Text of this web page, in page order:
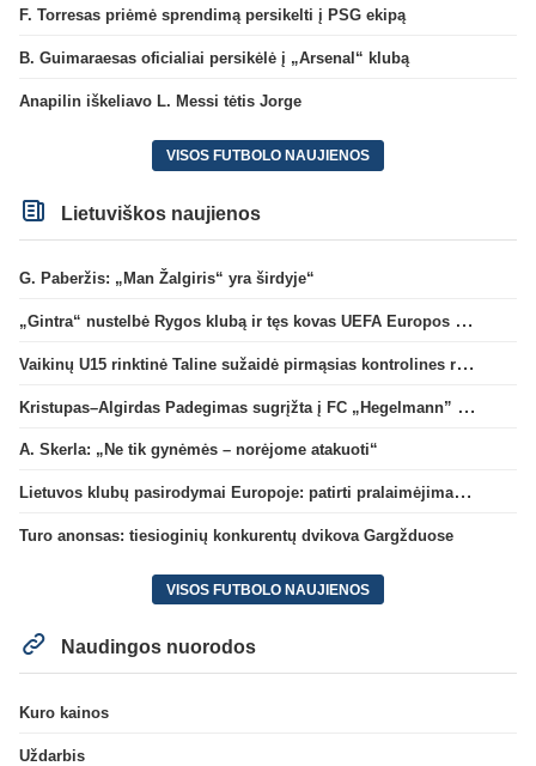
F. Torresas priėmė sprendimą persikelti į PSG ekipą
B. Guimaraesas oficialiai persikėlė į „Arsenal“ klubą
Anapilin iškeliavo L. Messi tėtis Jorge
VISOS FUTBOLO NAUJIENOS
Lietuviškos naujienos
G. Paberžis: „Man Žalgiris“ yra širdyje“
„Gintra“ nustelbė Rygos klubą ir tęs kovas UEFA Europos taurės atrankoje
Vaikinų U15 rinktinė Taline sužaidė pirmąsias kontrolines rungtynes
Kristupas–Algirdas Padegimas sugrįžta į FC „Hegelmann” B sudėtį
A. Skerla: „Ne tik gynėmės – norėjome atakuoti“
Lietuvos klubų pasirodymai Europoje: patirti pralaimėjimai Kroatijos atstovams
Turo anonsas: tiesioginių konkurentų dvikova Gargžduose
VISOS FUTBOLO NAUJIENOS
Naudingos nuorodos
Kuro kainos
Uždarbis